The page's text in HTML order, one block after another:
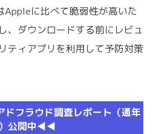
に比べて脆弱性が高いた
、ダウンロードする前にレビュ
ティアプリを利用して予防対策
フラウド調査レポート（通年
公開中◀︎◀︎